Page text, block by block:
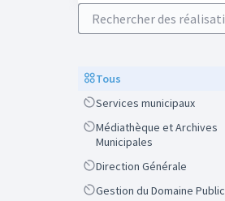
Rechercher des réalisations
ScopeTous
ScopeServices municipaux
Scope
Médiathèque et Archives
Municipales
ScopeDirection Générale
ScopeGestion du Domaine Public